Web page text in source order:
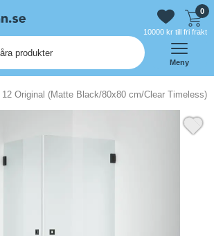
0
10000 kr till fri frakt
Meny
12 Original (Matte Black/80x80 cm/Clear Timeless)